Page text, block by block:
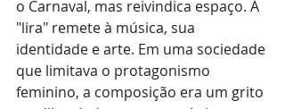
o Carnaval, mas reivindica espaço. A
"lira" remete à música, sua
identidade e arte. Em uma sociedade
que limitava o protagonismo
feminino, a composição era um grito